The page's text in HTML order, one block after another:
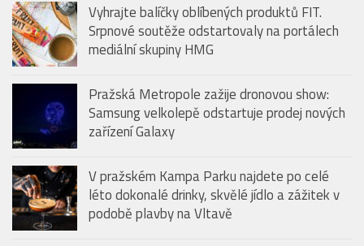
Vyhrajte balíčky oblíbených produktů FIT.
Srpnové soutěže odstartovaly na portálech
mediální skupiny HMG
Pražská Metropole zažije dronovou show:
Samsung velkolepě odstartuje prodej nových
zařízení Galaxy
V pražském Kampa Parku najdete po celé
léto dokonalé drinky, skvělé jídlo a zážitek v
podobě plavby na Vltavě